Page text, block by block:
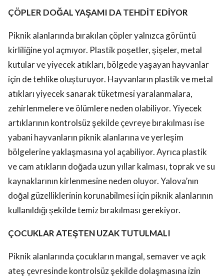
ÇÖPLER DOĞAL YAŞAMI DA TEHDİT EDİYOR
Piknik alanlarında bırakılan çöpler yalnızca görüntü
kirliliğine yol açmıyor. Plastik poşetler, şişeler, metal
kutular ve yiyecek atıkları, bölgede yaşayan hayvanlar
için de tehlike oluşturuyor. Hayvanların plastik ve metal
atıkları yiyecek sanarak tüketmesi yaralanmalara,
zehirlenmelere ve ölümlere neden olabiliyor. Yiyecek
artıklarının kontrolsüz şekilde çevreye bırakılması ise
yabani hayvanların piknik alanlarına ve yerleşim
bölgelerine yaklaşmasına yol açabiliyor. Ayrıca plastik
ve cam atıkların doğada uzun yıllar kalması, toprak ve su
kaynaklarının kirlenmesine neden oluyor. Yalova’nın
doğal güzelliklerinin korunabilmesi için piknik alanlarının
kullanıldığı şekilde temiz bırakılması gerekiyor.
ÇOCUKLAR ATEŞTEN UZAK TUTULMALI
Piknik alanlarında çocukların mangal, semaver ve açık
ateş çevresinde kontrolsüz şekilde dolaşmasına izin